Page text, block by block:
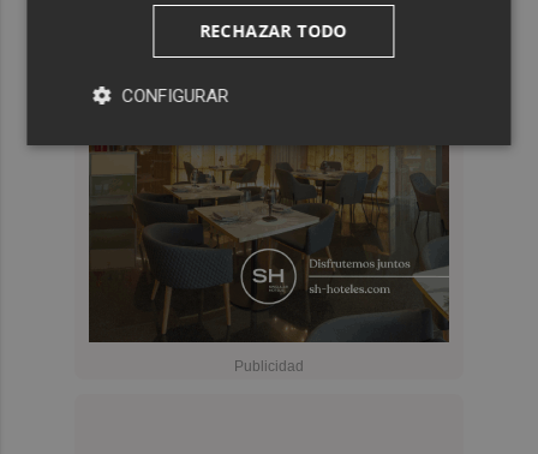
RECHAZAR TODO
CONFIGURAR